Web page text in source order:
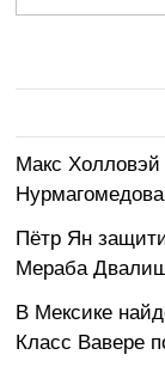
Макс
Пётр Ян
Мераба
В Мексике
Класс Вавере